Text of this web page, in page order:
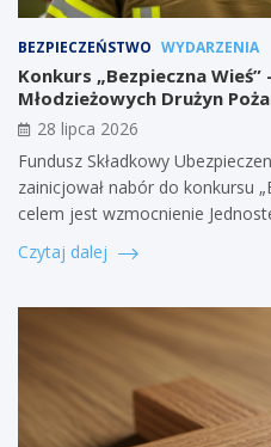
BEZPIECZEŃSTWO WYDARZENIA
Konkurs „Bezpieczna Wieś”
Młodzieżowych Drużyn
28 lipca 2026
Fundusz Składkowy
zainicjował nabór do konkursu
celem jest wzmocnienie
Czytaj dalej